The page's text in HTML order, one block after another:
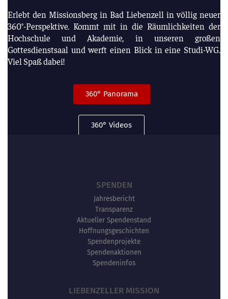
Erlebt den Missionsberg in Bad Liebenzell in völlig neuer
360°-Perspektive. Kommt mit in die Räumlichkeiten der
Hochschule und Akademie, in unseren großen
Gottesdienstsaal und werft einen Blick in eine Studi-WG.
Viel Spaß dabei!
360° Panorama
360° Videos
SPENDEN
Jahresbericht
Transparenz
Aktueller Spendenstand
Hoffnungsgeschichten
Spendenprojekte
Spendenaktionen
Spendeninfos
LIEBENZELLER MISSION